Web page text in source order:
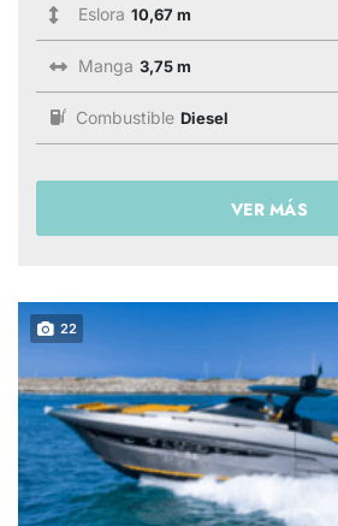
Eslora 10,67 m
Manga 3,75 m
Combustible Diesel
VER MÁS
22